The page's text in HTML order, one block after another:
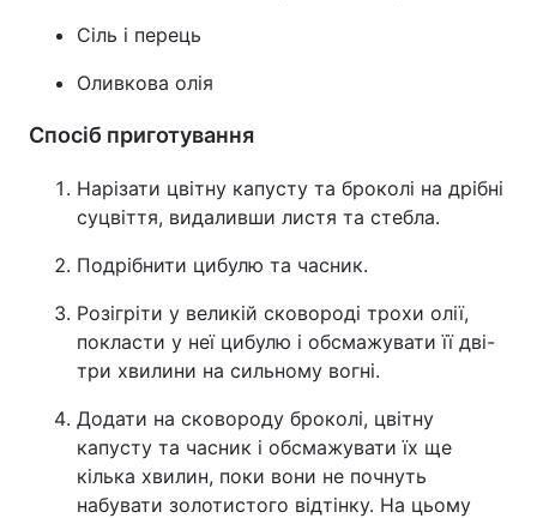
Сіль і перець
Оливкова олія
Спосіб приготування
Нарізати цвітну капусту та броколі на дрібні
суцвіття, видаливши листя та стебла.
Подрібнити цибулю та часник.
Розігріти у великій сковороді трохи олії,
покласти у неї цибулю і обсмажувати її дві-
три хвилини на сильному вогні.
Додати на сковороду броколі, цвітну
капусту та часник і обсмажувати їх ще
кілька хвилин, поки вони не почнуть
набувати золотистого відтінку. На цьому